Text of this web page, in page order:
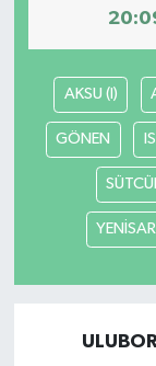
AKSU (I)
GÖNEN